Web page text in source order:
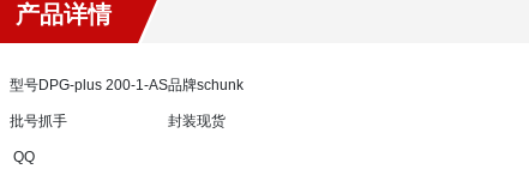
产品详情
型号DPG-plus 200-1-AS品牌schunk
批号抓手 封装现货
QQ